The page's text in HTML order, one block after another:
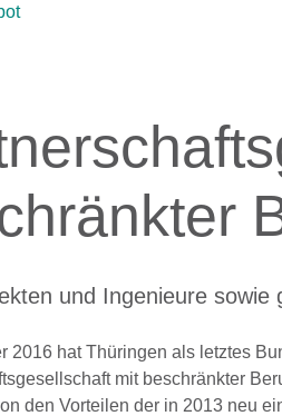
und Ingenieure
2016 hat Thüringen als letztes
mit beschränkter
den Vorteilen der in 2013 neu